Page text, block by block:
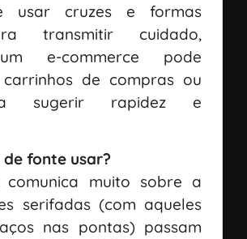
usar cruzes e formas
transmitir cuidado,
e-commerce pode
de compras ou
sugerir rapidez e
fonte usar?
muito sobre a
serifadas (com aqueles
nas pontas) passam